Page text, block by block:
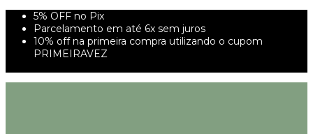
5% OFF no Pix
Parcelamento em até 6x sem juros
10% off na primeira compra utilizando o cupom
PRIMEIRAVEZ